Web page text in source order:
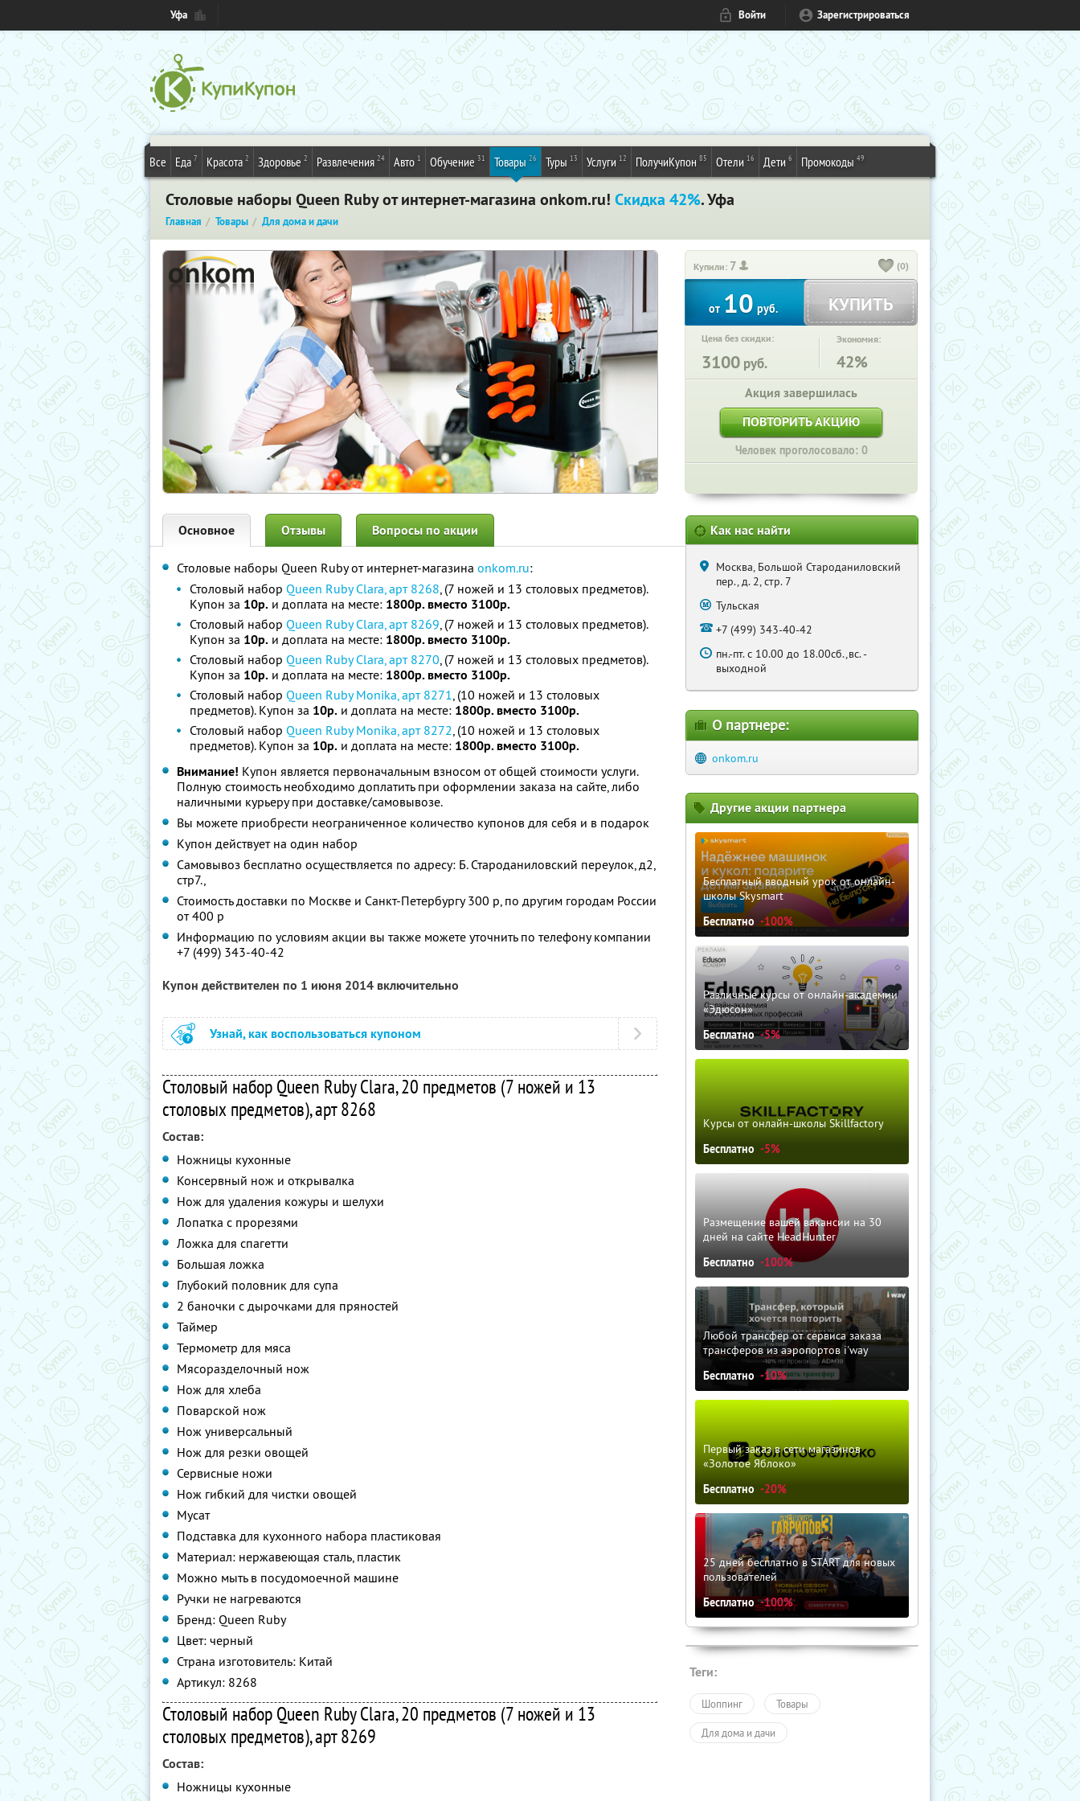
Уфа Войти Зарегистрироваться
Все Еда 7 Красота 2 Здоровье 2 Развлечения 24 Авто 1 Обучение 31 Товары 26 Туры 13 Услуги 12 ПолучиКупон 85 Отели 16 Дети 6 Промокоды 49
Столовые наборы Queen Ruby от интернет-магазина onkom.ru! Скидка 42%. Уфа
Главная Товары Для дома и дачи
Купили: 7 (0)
от 10руб. КУПИТЬ
Цена без скидки:
3100 руб.
Экономия:
42%
Акция завершилась
ПОВТОРИТЬ АКЦИЮ
Человек проголосовало: 0
Основное Отзывы Вопросы по акции
Столовые наборы Queen Ruby от интернет-магазина onkom.ru:
Столовый набор Queen Ruby Clara, арт 8268, (7 ножей и 13 столовых предметов).
Купон за 10р. и доплата на месте: 1800р. вместо 3100р.
Столовый набор Queen Ruby Clara, арт 8269, (7 ножей и 13 столовых предметов).
Купон за 10р. и доплата на месте: 1800р. вместо 3100р.
Столовый набор Queen Ruby Clara, арт 8270, (7 ножей и 13 столовых предметов).
Купон за 10р. и доплата на месте: 1800р. вместо 3100р.
Столовый набор Queen Ruby Monika, арт 8271, (10 ножей и 13 столовых
предметов). Купон за 10р. и доплата на месте: 1800р. вместо 3100р.
Столовый набор Queen Ruby Monika, арт 8272, (10 ножей и 13 столовых
предметов). Купон за 10р. и доплата на месте: 1800р. вместо 3100р.
Внимание! Купон является первоначальным взносом от общей стоимости услуги.
Полную стоимость необходимо доплатить при оформлении заказа на сайте, либо
наличными курьеру при доставке/самовывозе.
Вы можете приобрести неограниченное количество купонов для себя и в подарок
Купон действует на один набор
Самовывоз бесплатно осуществляется по адресу: Б. Староданиловский переулок, д2,
стр7.,
Стоимость доставки по Москве и Санкт-Петербургу 300 р, по другим городам России
от 400 р
Информацию по условиям акции вы также можете уточнить по телефону компании
+7 (499) 343-40-42
Купон действителен по 1 июня 2014 включительно
Узнай, как воспользоваться купоном
Столовый набор Queen Ruby Clara, 20 предметов (7 ножей и 13
столовых предметов), арт 8268
Состав:
Ножницы кухонные
Консервный нож и открывалка
Нож для удаления кожуры и шелухи
Лопатка с прорезями
Ложка для спагетти
Большая ложка
Глубокий половник для супа
2 баночки с дырочками для пряностей
Таймер
Термометр для мяса
Мясоразделочный нож
Нож для хлеба
Поварской нож
Нож универсальный
Нож для резки овощей
Сервисные ножи
Нож гибкий для чистки овощей
Мусат
Подставка для кухонного набора пластиковая
Материал: нержавеющая сталь, пластик
Можно мыть в посудомоечной машине
Ручки не нагреваются
Бренд: Queen Ruby
Цвет: черный
Страна изготовитель: Китай
Артикул: 8268
Столовый набор Queen Ruby Clara, 20 предметов (7 ножей и 13
столовых предметов), арт 8269
Состав:
Ножницы кухонные
Как нас найти
Москва, Большой Староданиловский
пер., д. 2, стр. 7
Тульская
+7 (499) 343-40-42
пн.-пт. с 10.00 до 18.00сб.,вс. -
выходной
О партнере:
onkom.ru
Другие акции партнера
Бесплатный вводный урок от онлайн-
школы Skysmart
Бесплатно -100%
Различные курсы от онлайн-академии
«Эдюсон»
Бесплатно -5%
Курсы от онлайн-школы Skillfactory
Бесплатно -5%
Размещение вашей вакансии на 30
дней на сайте HeadHunter
Бесплатно -100%
Любой трансфер от сервиса заказа
трансферов из аэропортов i'way
Бесплатно -10%
Первый заказ в сети магазинов
«Золотое Яблоко»
Бесплатно -20%
25 дней бесплатно в START для новых
пользователей
Бесплатно -100%
Теги:
Шоппинг Товары
Для дома и дачи